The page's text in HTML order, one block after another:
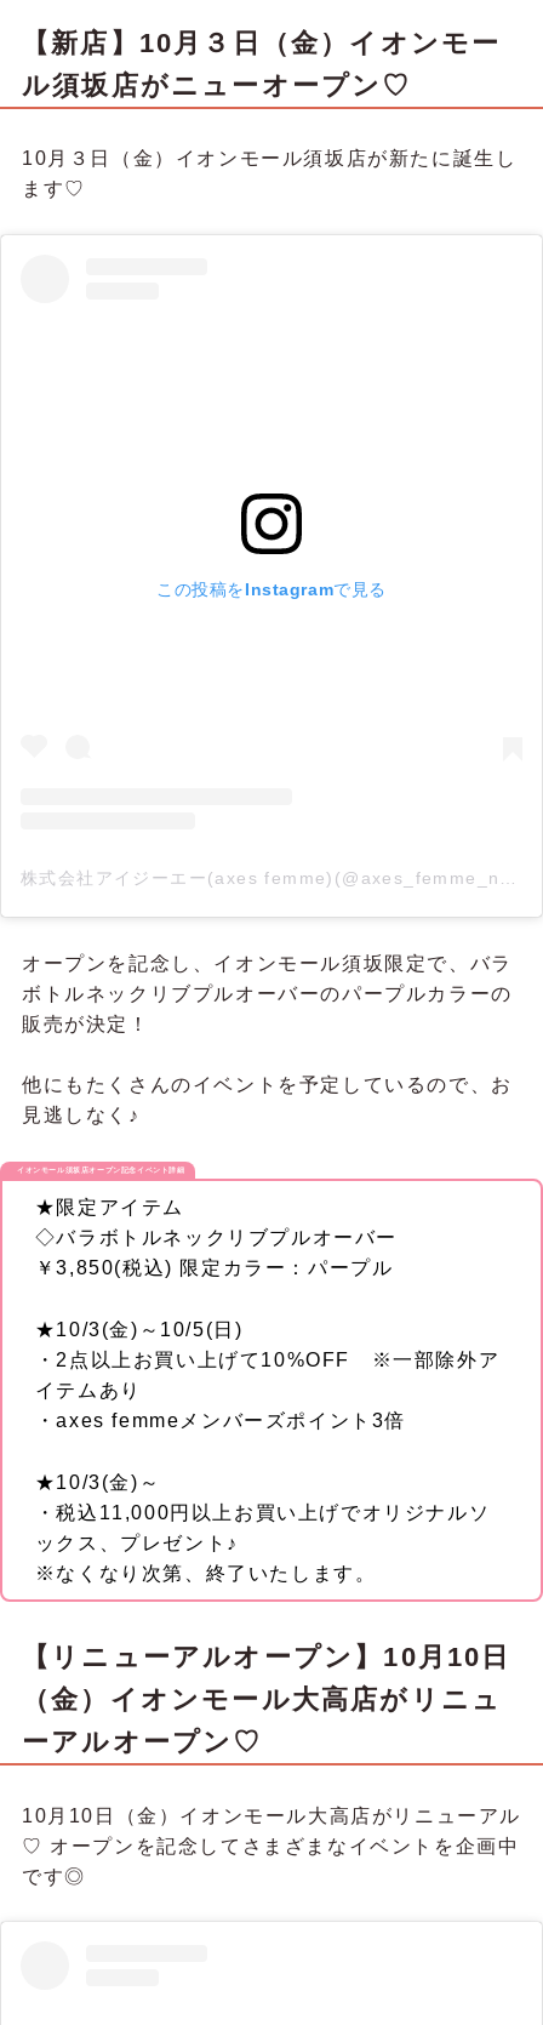
【新店】10月３日（金）イオンモー
ル須坂店がニューオープン♡
10月３日（金）イオンモール須坂店が新たに誕生し
ます♡
この投稿をInstagramで見る
株式会社アイジーエー(axes femme)(@axes_femme_news)がシェアした投稿
オープンを記念し、イオンモール須坂限定で、バラ
ボトルネックリブプルオーバーのパープルカラーの
販売が決定！
他にもたくさんのイベントを予定しているので、お
見逃しなく♪
イオンモール須坂店オープン記念イベント詳細
★限定アイテム
◇バラボトルネックリブプルオーバー
￥3,850(税込) 限定カラー：パープル
★10/3(金)～10/5(日)
・2点以上お買い上げて10%OFF ※一部除外ア
イテムあり
・axes femmeメンバーズポイント3倍
★10/3(金)～
・税込11,000円以上お買い上げでオリジナルソ
ックス、プレゼント♪
※なくなり次第、終了いたします。
【リニューアルオープン】10月10日
（金）イオンモール大高店がリニュ
ーアルオープン♡
10月10日（金）イオンモール大高店がリニューアル
♡ オープンを記念してさまざまなイベントを企画中
です◎